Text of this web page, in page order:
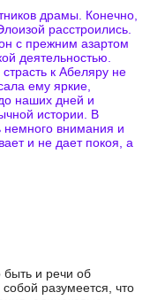
драмы. Конечно,
расстроились.
с прежним азартом
деятельностью.
к Абеляру не
ему яркие,
наших дней и
истории. В
немного внимания и
и не дает покоя, а
быть и речи об
разумеется, что